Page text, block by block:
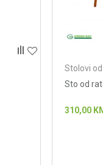
Stolovi
Sto od
310,00